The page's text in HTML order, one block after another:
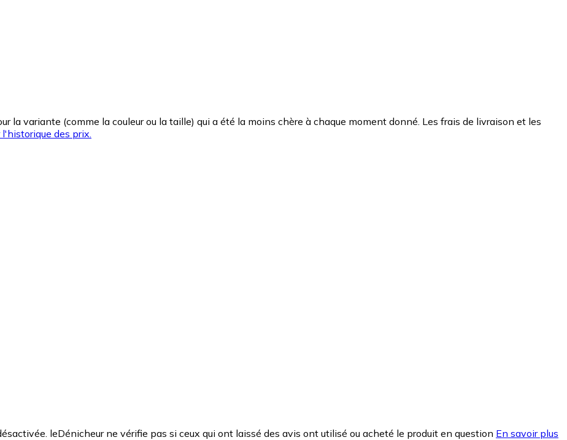
la variante (comme la couleur ou la taille) qui a été la moins chère à chaque moment donné. Les frais de livraison et les
l'historique des prix.
leDénicheur ne vérifie pas si ceux qui ont laissé des avis ont utilisé ou acheté le produit en question En savoir plus